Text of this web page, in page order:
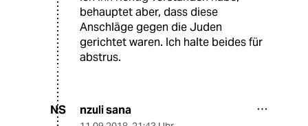
behauptet aber, dass diese
Anschläge gegen die Juden
gerichtet waren. Ich halte beides für
abstrus.
NS nzuli sana